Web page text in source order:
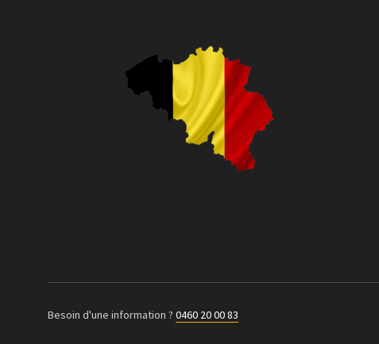
Besoin d'une information ? 0460 20 00 83